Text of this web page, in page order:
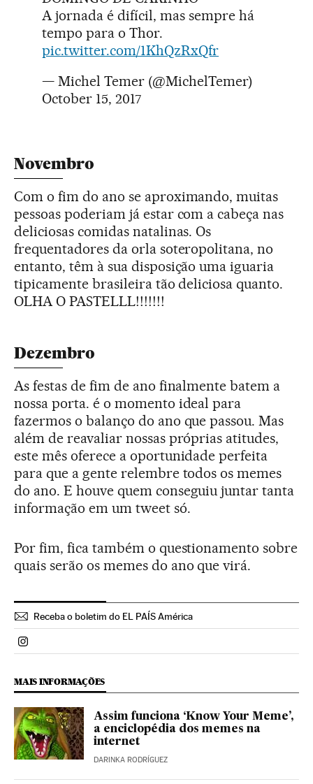
A jornada é difícil, mas sempre há
tempo para o Thor.
pic.twitter.com/1KhQzRxQfr
— Michel Temer (@MichelTemer)
October 15, 2017
Novembro
Com o fim do ano se aproximando, muitas
pessoas poderiam já estar com a cabeça nas
deliciosas comidas natalinas. Os
frequentadores da orla soteropolitana, no
entanto, têm à sua disposição uma iguaria
tipicamente brasileira tão deliciosa quanto.
OLHA O PASTELLL!!!!!!!
Dezembro
As festas de fim de ano finalmente batem a
nossa porta. é o momento ideal para
fazermos o balanço do ano que passou. Mas
além de reavaliar nossas próprias atitudes,
este mês oferece a oportunidade perfeita
para que a gente relembre todos os memes
do ano. E houve quem conseguiu juntar tanta
informação em um tweet só.
Por fim, fica também o questionamento sobre
quais serão os memes do ano que virá.
Receba o boletim do EL PAÍS América
Politica El País Brasil en Instagram
MAIS INFORMAÇÕES
Assim funciona ‘Know Your Meme’,
a enciclopédia dos memes na
internet
DARINKA RODRÍGUEZ